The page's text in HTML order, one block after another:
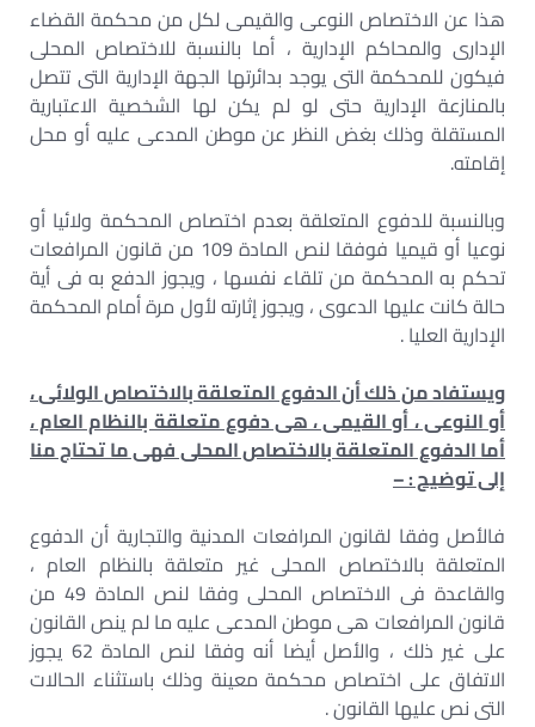
هذا عن الاختصاص النوعى والقيمى لكل من محكمة القضاء
الإدارى والمحاكم الإدارية ، أما بالنسبة للاختصاص المحلى
فيكون للمحكمة التى يوجد بدائرتها الجهة الإدارية التى تتصل
بالمنازعة الإدارية حتى لو لم يكن لها الشخصية الاعتبارية
المستقلة وذلك بغض النظر عن موطن المدعى عليه أو محل
إقامته.
وبالنسبة للدفوع المتعلقة بعدم اختصاص المحكمة ولائيا أو
نوعيا أو قيميا فوفقا لنص المادة 109 من قانون المرافعات
تحكم به المحكمة من تلقاء نفسها ، ويجوز الدفع به فى أية
حالة كانت عليها الدعوى ، ويجوز إثارته لأول مرة أمام المحكمة
الإدارية العليا .
ويستفاد من ذلك أن الدفوع المتعلقة بالاختصاص الولائى ،
أو النوعى ، أو القيمى ، هى دفوع متعلقة بالنظام العام ،
أما الدفوع المتعلقة بالاختصاص المحلى فهى ما تحتاج منا
إلى توضيح : –
فالأصل وفقا لقانون المرافعات المدنية والتجارية أن الدفوع
المتعلقة بالاختصاص المحلى غير متعلقة بالنظام العام ،
والقاعدة فى الاختصاص المحلى وفقا لنص المادة 49 من
قانون المرافعات هى موطن المدعى عليه ما لم ينص القانون
على غير ذلك ، والأصل أيضا أنه وفقا لنص المادة 62 يجوز
الاتفاق على اختصاص محكمة معينة وذلك باستثناء الحالات
التى نص عليها القانون .